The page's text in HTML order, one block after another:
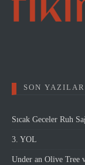
SON YAZILAR
Sıcak Geceler Ruh
3. YOL
Under an Olive Tree